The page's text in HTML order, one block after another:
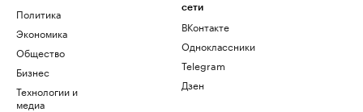
Политика
Экономика
Общество
Бизнес
Технологии и
медиа
сети
ВКонтакте
Одноклассники
Telegram
Дзен